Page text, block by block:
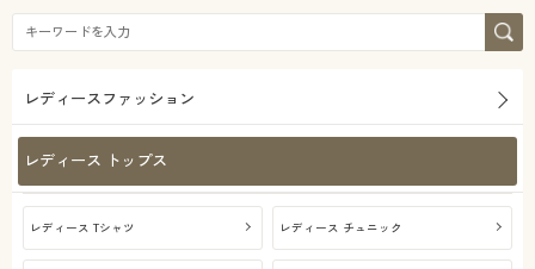
レディースファッション
レディース トップス
レディース Tシャツ レディース チュニック